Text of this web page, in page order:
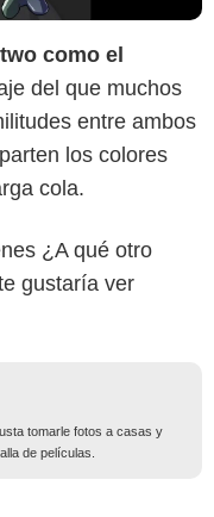
como el
del que muchos
entre ambos
los colores
cola.
¿A qué otro
gustaría ver
tomarle fotos a casas y
de películas.